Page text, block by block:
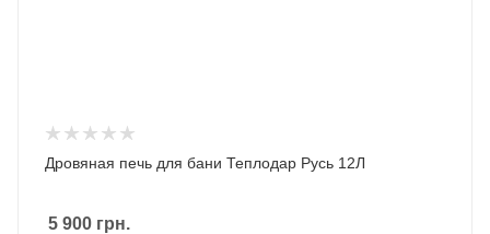
Дровяная печь для бани Теплодар Русь 12Л
5 900 грн.